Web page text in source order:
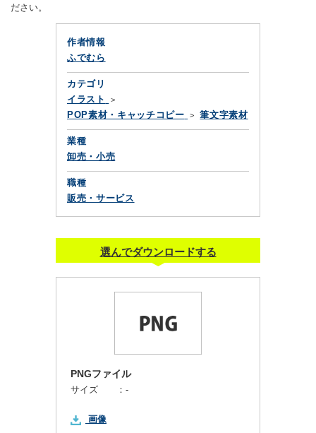
ださい。
作者情報
ふでむら
カテゴリ
イラスト
POP素材・キャッチコピー
筆文字素材
業種
卸売・小売
職種
販売・サービス
選んでダウンロードする
PNGファイル
サイズ ： -
画像